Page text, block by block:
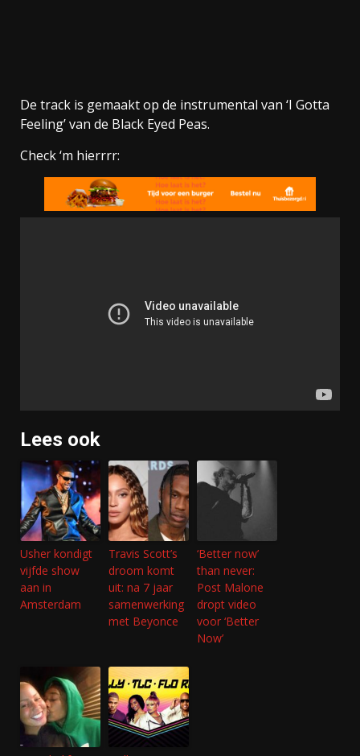
De track is gemaakt op de instrumental van ‘I Gotta
Feeling’ van de Black Eyed Peas.
Check ‘m hierrrr:
Lees ook
Usher kondigt
vijfde show
aan in
Amsterdam
Travis Scott’s
droom komt
uit: na 7 jaar
samenwerking
met Beyonce
‘Better now’
than never:
Post Malone
dropt video
voor ‘Better
Now’